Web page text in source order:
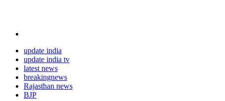
update india
update india tv
latest news
breakingnews
Rajasthan news
BJP